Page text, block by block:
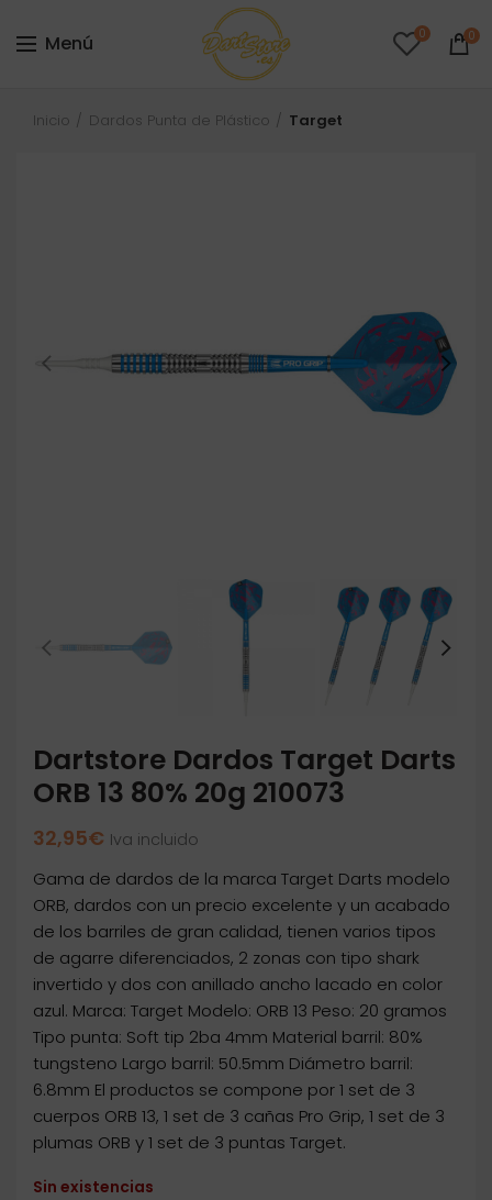
Menú 0 0
Inicio Dardos Punta de Plástico Target
Dartstore Dardos Target Darts
ORB 13 80% 20g 210073
32,95€ Iva incluido
Gama de dardos de la marca Target Darts modelo
ORB, dardos con un precio excelente y un acabado
de los barriles de gran calidad, tienen varios tipos
de agarre diferenciados, 2 zonas con tipo shark
invertido y dos con anillado ancho lacado en color
azul. Marca: Target Modelo: ORB 13 Peso: 20 gramos
Tipo punta: Soft tip 2ba 4mm Material barril: 80%
tungsteno Largo barril: 50.5mm Diámetro barril:
6.8mm El productos se compone por 1 set de 3
cuerpos ORB 13, 1 set de 3 cañas Pro Grip, 1 set de 3
plumas ORB y 1 set de 3 puntas Target.
Sin existencias